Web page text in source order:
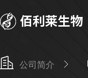
公司简介